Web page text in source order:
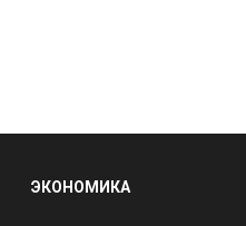
ЭКОНОМИКА